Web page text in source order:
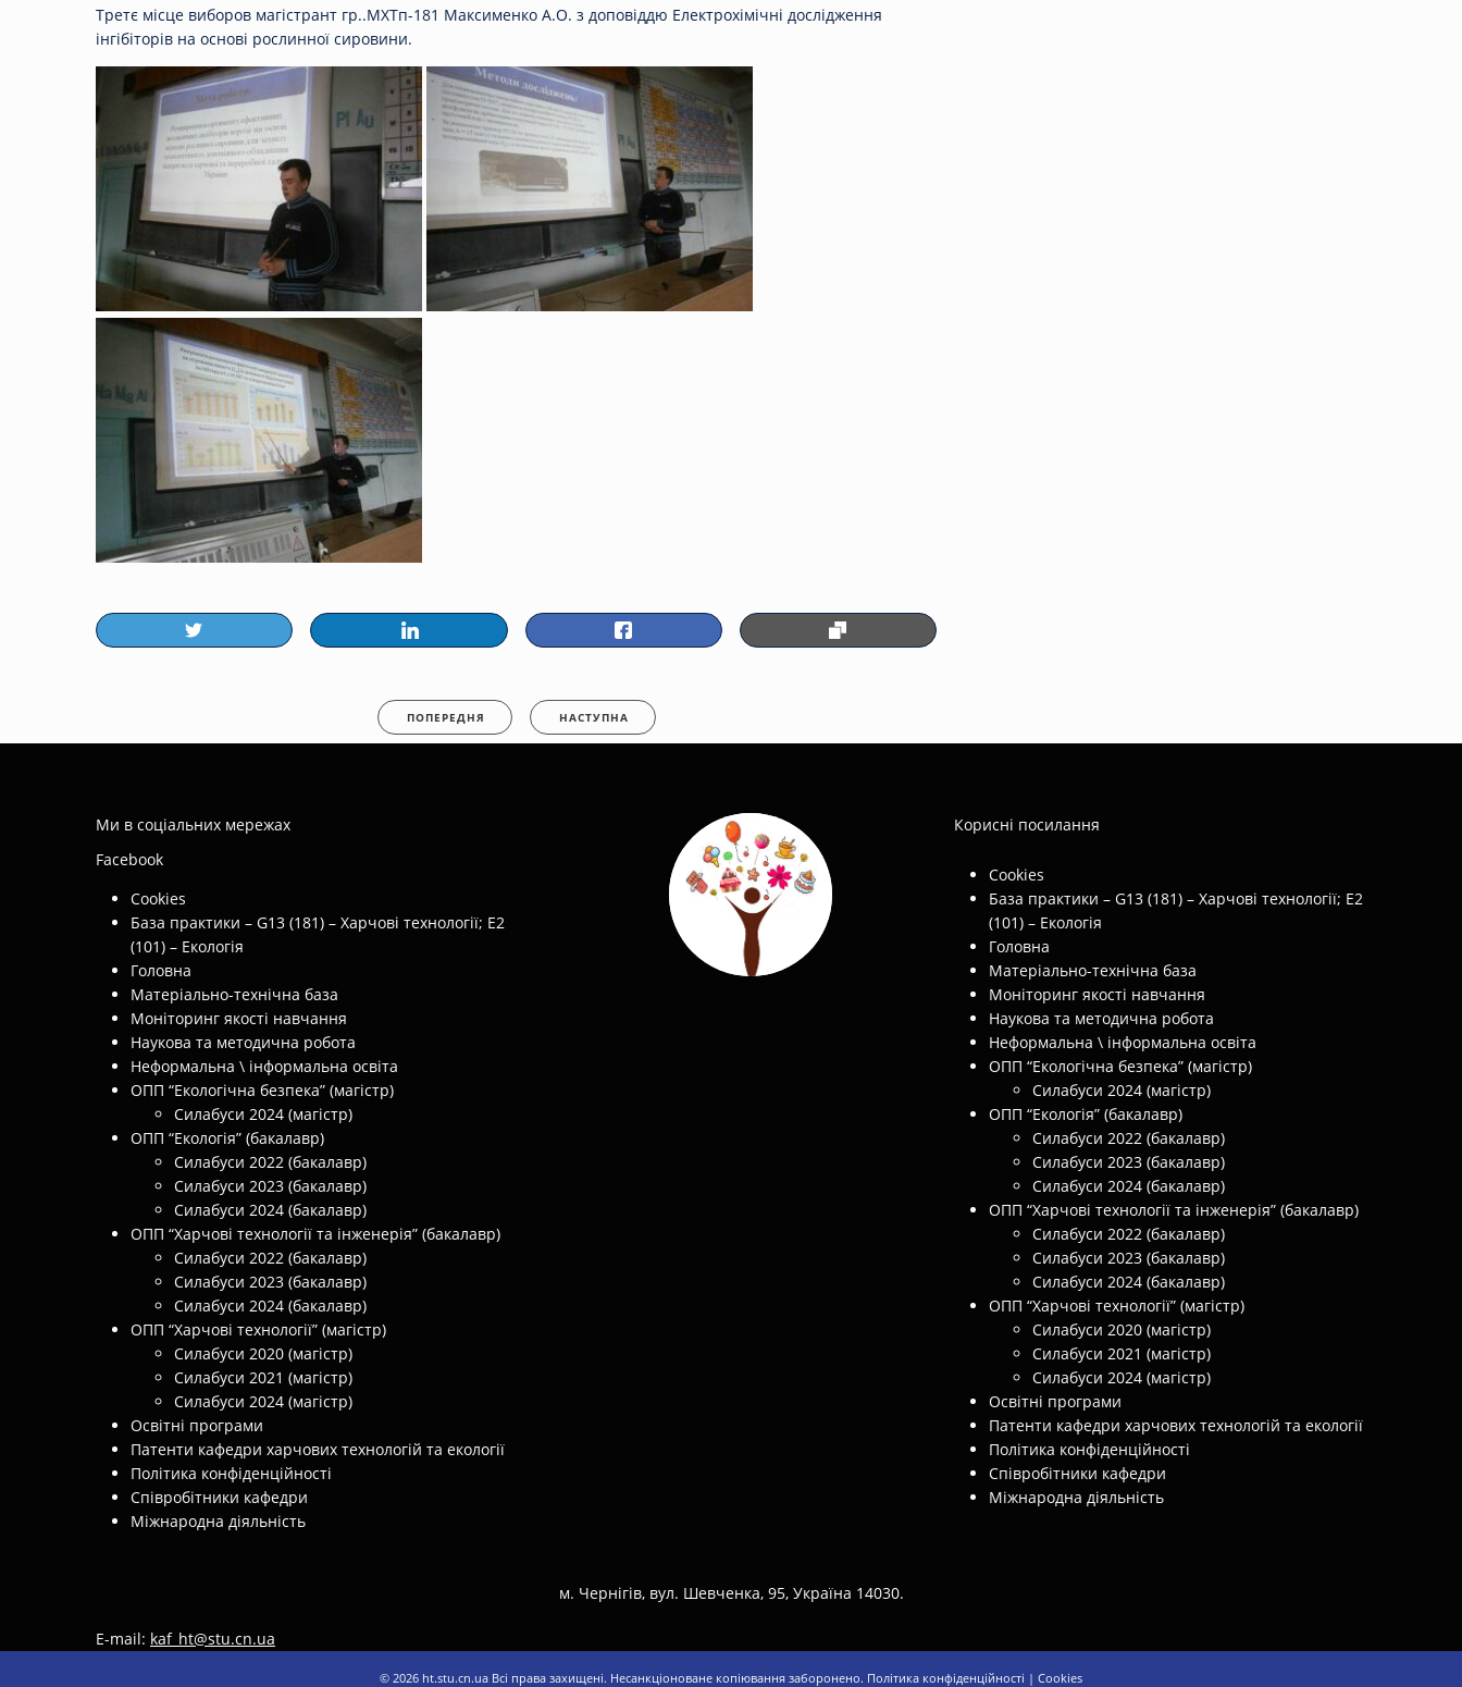
Третє місце виборов магістрант гр..МХТп-181 Максименко А.О. з доповіддю Електрохімічні дослідження
інгібіторів на основі рослинної сировини.
ПОПЕРЕДНЯ НАСТУПНА
Ми в соціальних мережах
Facebook
Cookies
База практики – G13 (181) – Харчові технології; E2
(101) – Екологія
Головна
Матеріально-технічна база
Моніторинг якості навчання
Наукова та методична робота
Неформальна \ інформальна освіта
ОПП “Екологічна безпека” (магістр)
Силабуси 2024 (магістр)
ОПП “Екологія” (бакалавр)
Силабуси 2022 (бакалавр)
Силабуси 2023 (бакалавр)
Силабуси 2024 (бакалавр)
ОПП “Харчові технології та інженерія” (бакалавр)
Силабуси 2022 (бакалавр)
Силабуси 2023 (бакалавр)
Силабуси 2024 (бакалавр)
ОПП “Харчові технології” (магістр)
Силабуси 2020 (магістр)
Силабуси 2021 (магістр)
Силабуси 2024 (магістр)
Освітні програми
Патенти кафедри харчових технологій та екології
Політика конфіденційності
Співробітники кафедри
Міжнародна діяльність
Корисні посилання
Cookies
База практики – G13 (181) – Харчові технології; E2
(101) – Екологія
Головна
Матеріально-технічна база
Моніторинг якості навчання
Наукова та методична робота
Неформальна \ інформальна освіта
ОПП “Екологічна безпека” (магістр)
Силабуси 2024 (магістр)
ОПП “Екологія” (бакалавр)
Силабуси 2022 (бакалавр)
Силабуси 2023 (бакалавр)
Силабуси 2024 (бакалавр)
ОПП “Харчові технології та інженерія” (бакалавр)
Силабуси 2022 (бакалавр)
Силабуси 2023 (бакалавр)
Силабуси 2024 (бакалавр)
ОПП “Харчові технології” (магістр)
Силабуси 2020 (магістр)
Силабуси 2021 (магістр)
Силабуси 2024 (магістр)
Освітні програми
Патенти кафедри харчових технологій та екології
Політика конфіденційності
Співробітники кафедри
Міжнародна діяльність
м. Чернігів, вул. Шевченка, 95, Україна 14030.
E-mail: kaf_ht@stu.cn.ua
© 2026 ht.stu.cn.ua Всі права захищені. Несанкціоноване копіювання заборонено. Політика конфіденційності | Cookies